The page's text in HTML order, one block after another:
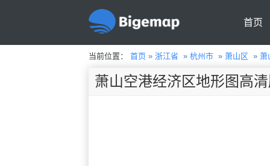
首页
当前位置： 首页» 浙江省 » 杭州市» 萧山区 » 萧
萧山空港经济区地形图高